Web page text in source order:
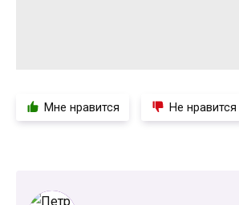
Мне нравится Не нравится